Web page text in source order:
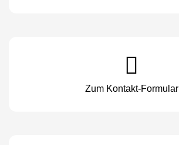
Zum Kontakt-Formular